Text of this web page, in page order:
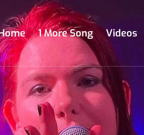
1 More Song Videos